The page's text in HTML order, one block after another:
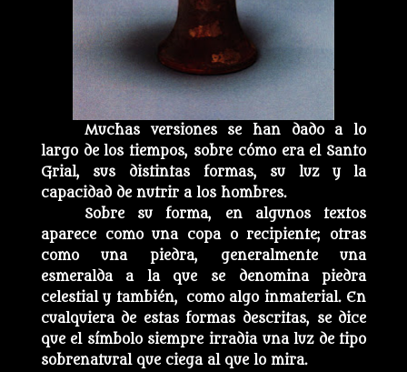
Muchas versiones se han dado a lo
largo de los tiempos, sobre cómo era el Santo
Grial, sus distintas formas, su luz y la
capacidad de nutrir a los hombres.
Sobre su forma, en algunos textos
aparece como una copa o recipiente; otras
como una piedra, generalmente una
esmeralda a la que se denomina piedra
celestial y también, como algo inmaterial. En
cualquiera de estas formas descritas, se dice
que el símbolo siempre irradia una luz de tipo
sobrenatural que ciega al que lo mira.